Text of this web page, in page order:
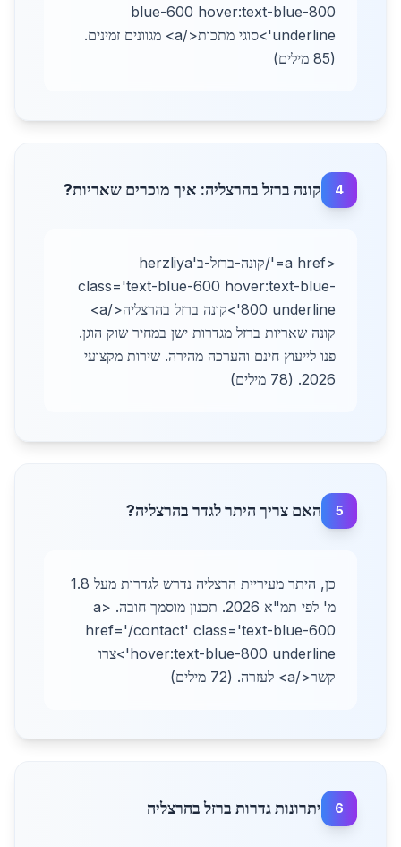
blue-600 hover:text-blue-800
underline'>סוגי מתכות</a> מגוונים זמינים.
(85 מילים)
4 קונה ברזל בהרצליה: איך מוכרים שאריות?
<a href='/קונה-ברזל-בherzliya'
class='text-blue-600 hover:text-blue-
800 underline'>קונה ברזל בהרצליה</a>
קונה שאריות ברזל מגדרות ישן במחיר שוק הוגן.
פנו לייעוץ חינם והערכה מהירה. שירות מקצועי
2026. (78 מילים)
5 האם צריך היתר לגדר בהרצליה?
כן, היתר מעיריית הרצליה נדרש לגדרות מעל 1.8
מ' לפי תמ"א 2026. תכנון מוסמך חובה. <a
href='/contact' class='text-blue-600
hover:text-blue-800 underline'>צרו
קשר</a> לעזרה. (72 מילים)
6 יתרונות גדרות ברזל בהרצליה